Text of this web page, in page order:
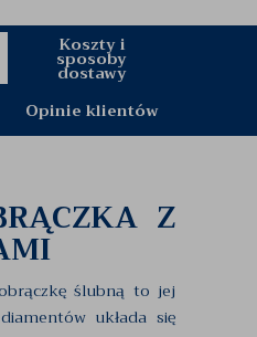
Koszty i
sposoby
dostawy
Opinie klientów
Z
ślubną to jej
układa się